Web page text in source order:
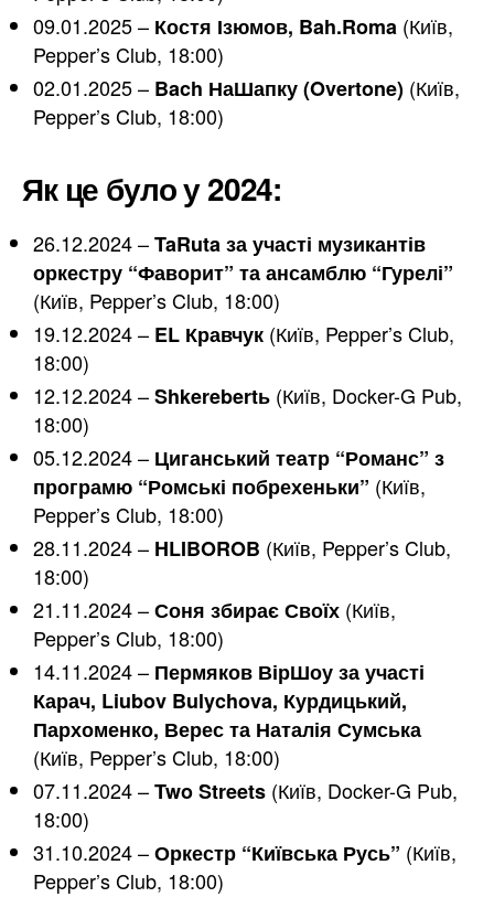
09.01.2025 – Костя Ізюмов, Bah.Roma (Київ,
Pepper’s Club, 18:00)
02.01.2025 – Bach НаШапку (Overtone) (Київ,
Pepper’s Club, 18:00)
Як це було у 2024:
26.12.2024 –TaRuta за участі музикантів
оркестру “Фаворит” та ансамблю “Гурелі”
(Київ, Pepper’s Club, 18:00)
19.12.2024 – EL Кравчук (Київ, Pepper’s Club,
18:00)
12.12.2024 –Shkerebertь (Київ, Docker-G Pub,
18:00)
05.12.2024 – Циганський театр “Романс” з
програмю “Ромські побрехеньки” (Київ,
Pepper’s Club, 18:00)
28.11.2024 – HLIBOROB (Київ, Pepper’s Club,
18:00)
21.11.2024 –Соня збирає Своїх (Київ,
Pepper’s Club, 18:00)
14.11.2024 – Пермяков ВірШоу за участі
Карач, Liubov Bulychova, Курдицький,
Пархоменко, Верес та Наталія Сумська
(Київ, Pepper’s Club, 18:00)
07.11.2024 –Two Streets (Київ, Docker-G Pub,
18:00)
31.10.2024 –Оркестр “Київська Русь” (Київ,
Pepper’s Club, 18:00)